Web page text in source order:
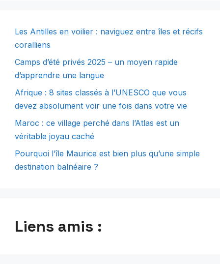
Les Antilles en voilier : naviguez entre îles et récifs
coralliens
Camps d’été privés 2025 – un moyen rapide
d’apprendre une langue
Afrique : 8 sites classés à l’UNESCO que vous
devez absolument voir une fois dans votre vie
Maroc : ce village perché dans l’Atlas est un
véritable joyau caché
Pourquoi l’île Maurice est bien plus qu’une simple
destination balnéaire ?
Liens amis :